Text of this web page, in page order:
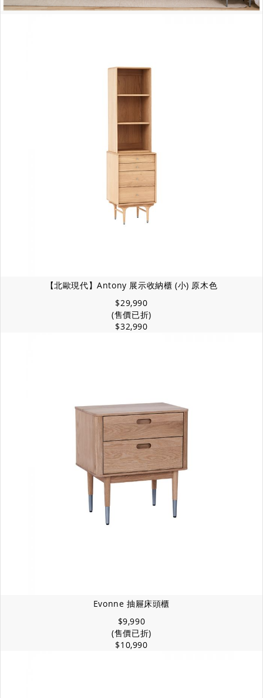
【北歐現代】Antony 展示收納櫃 (小) 原木色
$29,990
(售價已折)
$32,990
Evonne 抽屜床頭櫃
$9,990
(售價已折)
$10,990